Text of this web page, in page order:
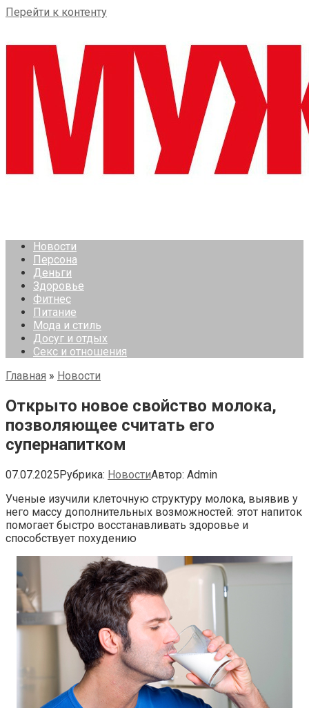
Перейти к контенту
Новости
Персона
Деньги
Здоровье
Фитнес
Питание
Мода и стиль
Досуг и отдых
Секс и отношения
Главная » Новости
Открыто новое свойство молока,
позволяющее считать его
супернапитком
07.07.2025Рубрика: НовостиАвтор: Admin
Ученые изучили клеточную структуру молока, выявив у
него массу дополнительных возможностей: этот напиток
помогает быстро восстанавливать здоровье и
способствует похудению